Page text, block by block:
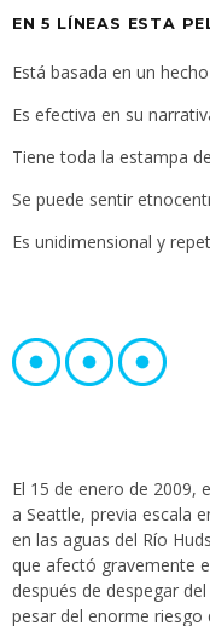
EN 5 LÍNEAS ESTA
Está basada en un
Es efectiva en su
Tiene toda la estampa
Se puede sentir
Es unidimensional y
El 15 de enero de 2009,
a Seattle, previa escala
en las aguas del Río
que afectó gravemente
después de despegar
pesar del enorme riesgo